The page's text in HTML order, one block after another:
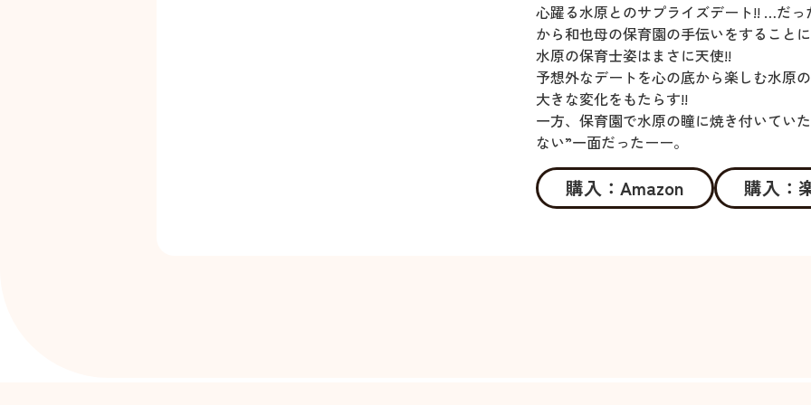
心躍る水原とのサプライズデート!! …だ
から和也母の保育園の手伝いをすること
水原の保育士姿はまさに天使!!
予想外なデートを心の底から楽しむ水原
大きな変化をもたらす!!
一方、保育園で水原の瞳に焼き付いてい
ない”一面だったーー。
購入：Amazon 購入：